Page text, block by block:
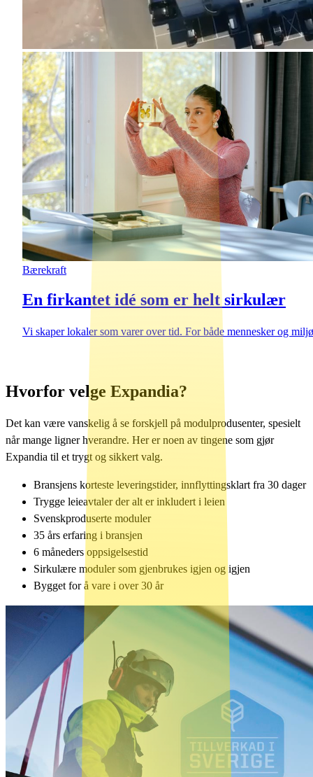
Bærekraft
En firkantet idé som er helt sirkulær
Vi skaper lokaler som varer over tid. For både mennesker og
Hvorfor velge Expandia?
Det kan være vanskelig å se forskjell på modulprodusenter, spesielt
når mange ligner hverandre. Her er noen av tingene som gjør
Expandia til et trygt og sikkert valg.
Bransjens korteste leveringstider, innflyttingsklart fra 30 dager
Trygge leieavtaler der alt er inkludert i leien
Svenskproduserte moduler
35 års erfaring i bransjen
6 måneders oppsigelsestid
Sirkulære moduler som gjenbrukes igjen og igjen
Bygget for å vare i over 30 år